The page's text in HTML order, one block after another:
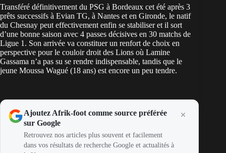
Transféré définitivement du PSG à Bordeaux cet été après 3
prêts successifs à Evian TG, à Nantes et en Gironde, le natif
du Chesnay peut effectivement enfin se stabiliser et il sort
d’une bonne saison avec 4 passes décisives en 30 matchs de
Ligue 1. Son arrivée va constituer un renfort de choix en
perspective pour le couloir droit des Lions où Lamine
Gassama n’a pas su se rendre indispensable, tandis que le
jeune Moussa Wagué (18 ans) est encore un peu tendre.
Ajoutez Afrik-foot comme source préférée
sur Google
Retrouvez nos articles plus souvent et facilement
dans vos résultats de recherche Google et actualités à